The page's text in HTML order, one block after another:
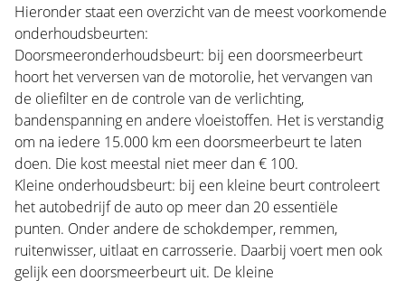
Hieronder staat een overzicht van de meest voorkomende
onderhoudsbeurten:
Doorsmeeronderhoudsbeurt: bij een doorsmeerbeurt
hoort het verversen van de motorolie, het vervangen van
de oliefilter en de controle van de verlichting,
bandenspanning en andere vloeistoffen. Het is verstandig
om na iedere 15.000 km een doorsmeerbeurt te laten
doen. Die kost meestal niet meer dan € 100.
Kleine onderhoudsbeurt: bij een kleine beurt controleert
het autobedrijf de auto op meer dan 20 essentiële
punten. Onder andere de schokdemper, remmen,
ruitenwisser, uitlaat en carrosserie. Daarbij voert men ook
gelijk een doorsmeerbeurt uit. De kleine